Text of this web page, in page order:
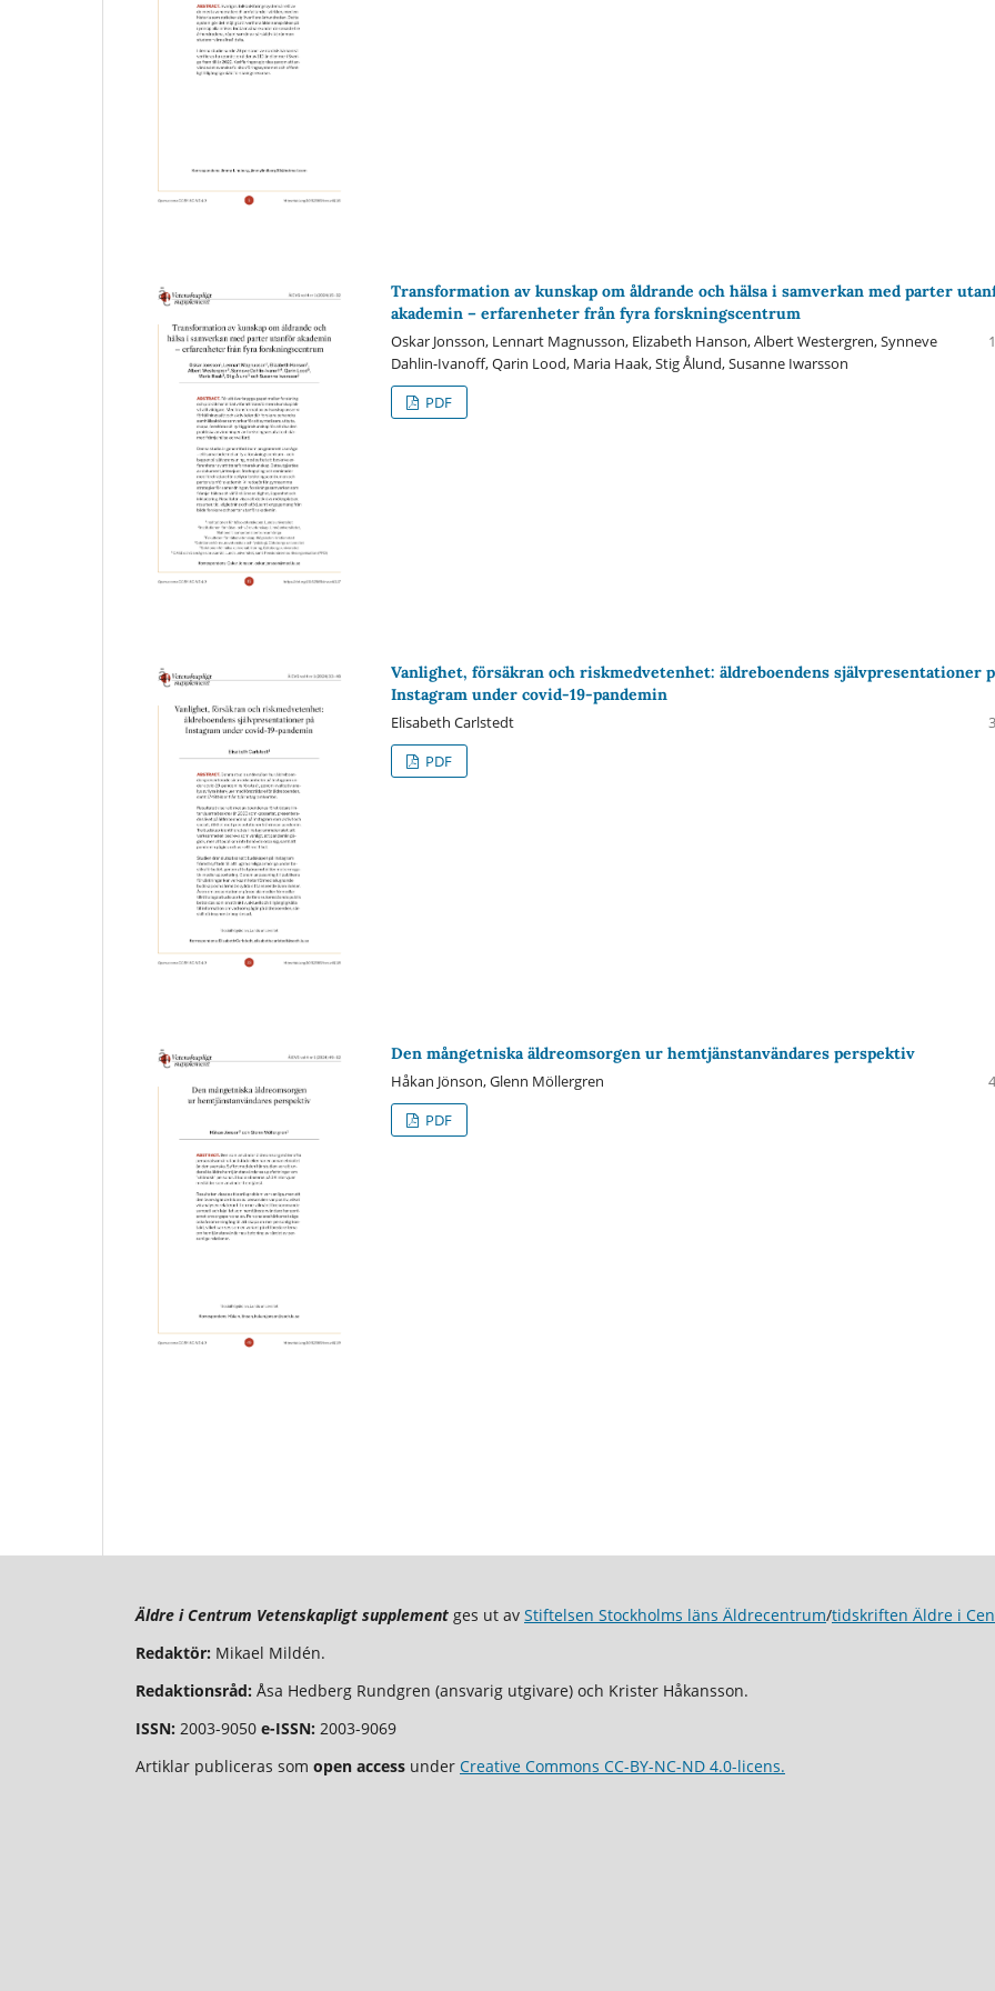
Transformation av kunskap om åldrande och hälsa i samverkan med parter
akademin – erfarenheter från fyra forskningscentrum
Oskar Jonsson, Lennart Magnusson, Elizabeth Hanson, Albert Westergren, Synneve
Dahlin-Ivanoff, Qarin Lood, Maria Haak, Stig Ålund, Susanne Iwarsson
PDF
Vanlighet, försäkran och riskmedvetenhet: äldreboendens självpresentationer
Instagram under covid-19-pandemin
Elisabeth Carlstedt
PDF
Den mångetniska äldreomsorgen ur hemtjänstanvändares perspektiv
Håkan Jönson, Glenn Möllergren
PDF
Äldre i Centrum Vetenskapligt supplement ges ut av Stiftelsen Stockholms läns Äldrecentrum/tidskriften Äldre i
Redaktör: Mikael Mildén.
Redaktionsråd: Åsa Hedberg Rundgren (ansvarig utgivare) och Krister Håkansson.
ISSN: 2003-9050 e-ISSN: 2003-9069
Artiklar publiceras som open access under Creative Commons CC-BY-NC-ND 4.0-licens.